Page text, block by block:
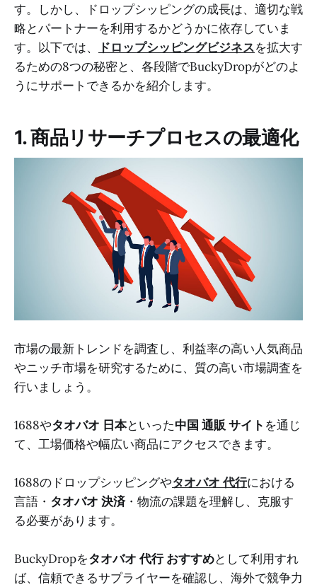
す。しかし、ドロップシッピングの成長は、適切な戦
略とパートナーを利用するかどうかに依存していま
す。以下では、
ドロップシッピングビジネスを拡大す
るための8つの秘密と、各段階でBuckyDropがどのよ
うにサポートできるかを紹介します。
1. 商品リサーチプロセスの最適化
市場の最新トレンドを調査し、利益率の高い人気商品
やニッチ市場を研究するために、質の高い市場調査を
行いましょう。
1688やタオバオ 日本といった中国 通販 サイト を通じ
て、工場価格や幅広い商品にアクセスできます。
1688のドロップシッピングやタオバオ 代行における
言語・ タオバオ 決済 ・物流の課題を理解し、克服す
る必要があります。
BuckyDropをタオバオ 代行 おすすめとして利用すれ
ば、信頼できるサプライヤーを確認し、海外で競争力